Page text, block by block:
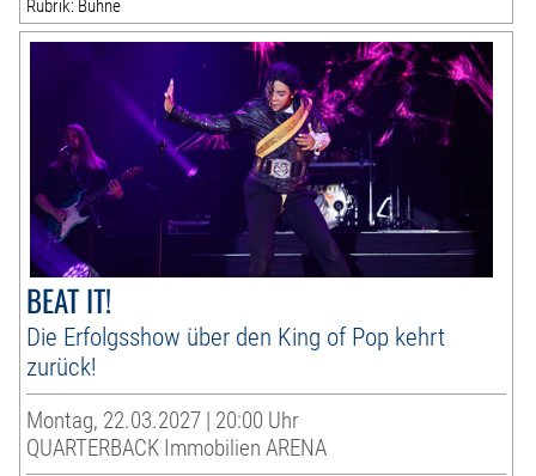
Rubrik: Bühne
BEAT IT!
Die Erfolgsshow über den King of Pop kehrt
zurück!
Montag, 22.03.2027 | 20:00 Uhr
QUARTERBACK Immobilien ARENA